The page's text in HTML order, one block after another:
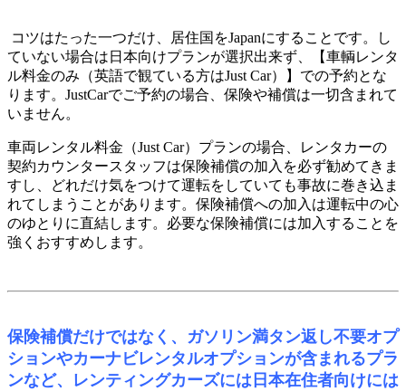
コツはたった一つだけ、居住国をJapanにすることです。し
ていない場合は日本向けプランが選択出来ず、【車輌レンタ
ル料金のみ（英語で観ている方はJust Car）】での予約とな
ります。JustCarでご予約の場合、保険や補償は一切含まれて
いません。
車両レンタル料金（Just Car）プランの場合、レンタカーの
契約カウンタースタッフは保険補償の加入を必ず勧めてきま
すし、どれだけ気をつけて運転をしていても事故に巻き込ま
れてしまうことがあります。保険補償への加入は運転中の心
のゆとりに直結します。必要な保険補償には加入することを
強くおすすめします。
保険補償だけではなく、ガソリン満タン返し不要オプ
ションやカーナビレンタルオプションが含まれるプラ
ンなど、レンティングカーズには日本在住者向けには